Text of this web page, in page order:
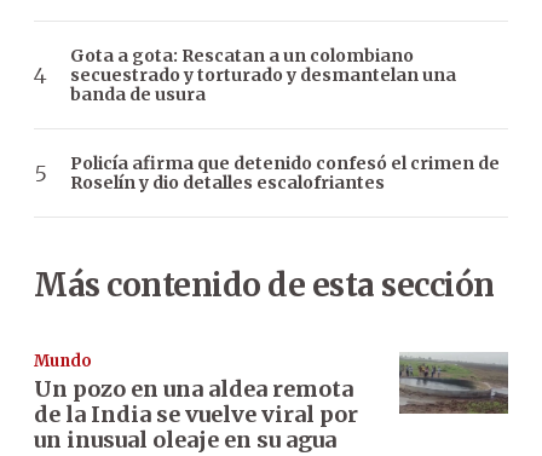
Gota a gota: Rescatan a un colombiano
secuestrado y torturado y desmantelan una
banda de usura
Policía afirma que detenido confesó el crimen de
Roselín y dio detalles escalofriantes
Más contenido de esta sección
Mundo
Un pozo en una aldea remota
de la India se vuelve viral por
un inusual oleaje en su agua